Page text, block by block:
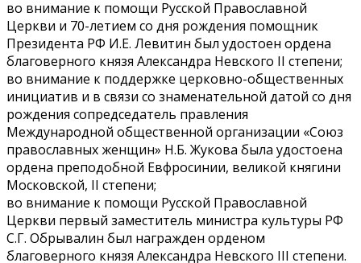
во внимание к помощи Русской Православной
Церкви и 70-летием со дня рождения помощник
Президента РФ И.Е. Левитин был удостоен ордена
благоверного князя Александра Невского II степени;
во внимание к поддержке церковно-общественных
инициатив и в связи со знаменательной датой со дня
рождения сопредседатель правления
Международной общественной организации «Союз
православных женщин» Н.Б. Жукова была удостоена
ордена преподобной Евфросинии, великой княгини
Московской, II степени;
во внимание к помощи Русской Православной
Церкви первый заместитель министра культуры РФ
С.Г. Обрывалин был награжден орденом
благоверного князя Александра Невского III степени.